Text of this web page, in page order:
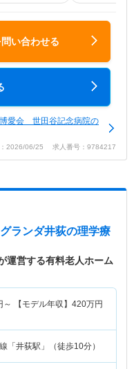
い合わせる
愛会 世田谷記念病院の
2026/06/25 求人番号：9784217
ランダ井荻の理学療
運営する有料老人ホーム
～ 【モデル年収】 420万円
「井荻駅」（徒歩10分）